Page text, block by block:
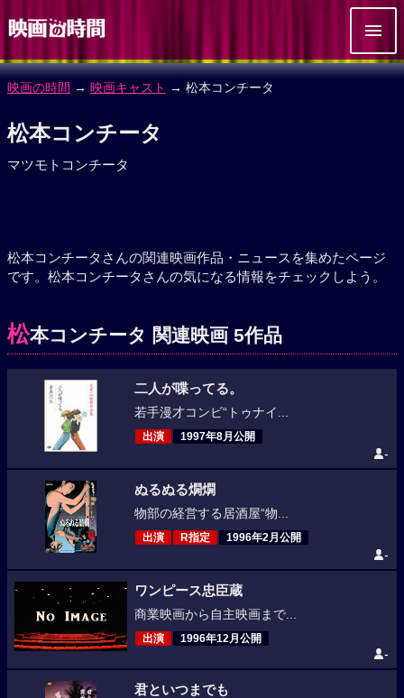
映画の時間 → 映画キャスト → 松本コンチータ
松本コンチータ
マツモトコンチータ
松本コンチータさんの関連映画作品・ニュースを集めたページ
です。松本コンチータさんの気になる情報をチェックしよう。
松本コンチータ 関連映画 5作品
二人が喋ってる。
若手漫才コンビ“トゥナイ...
出演 1997年8月公開
-
ぬるぬる燗燗
物部の経営する居酒屋“物...
出演 R指定 1996年2月公開
-
ワンピース忠臣蔵
商業映画から自主映画まで...
出演 1996年12月公開
-
君といつまでも